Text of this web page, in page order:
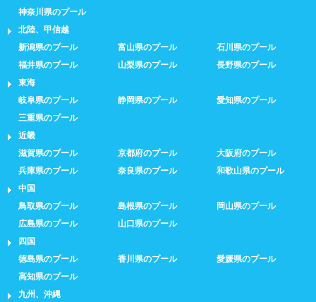
神奈川県のプール
北陸、甲信越
新潟県のプール
富山県のプール
石川県のプール
福井県のプール
山梨県のプール
長野県のプール
東海
岐阜県のプール
静岡県のプール
愛知県のプール
三重県のプール
近畿
滋賀県のプール
京都府のプール
大阪府のプール
兵庫県のプール
奈良県のプール
和歌山県のプール
中国
鳥取県のプール
島根県のプール
岡山県のプール
広島県のプール
山口県のプール
四国
徳島県のプール
香川県のプール
愛媛県のプール
高知県のプール
九州、沖縄